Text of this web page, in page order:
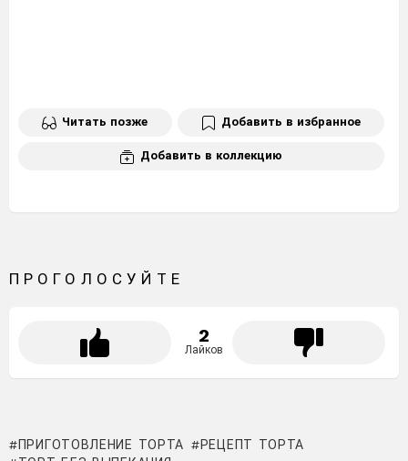
Читать позже Добавить в избранное
Добавить в коллекцию
ПРОГОЛОСУЙТЕ
2
Лайков
ПРИГОТОВЛЕНИЕ ТОРТА
РЕЦЕПТ ТОРТА